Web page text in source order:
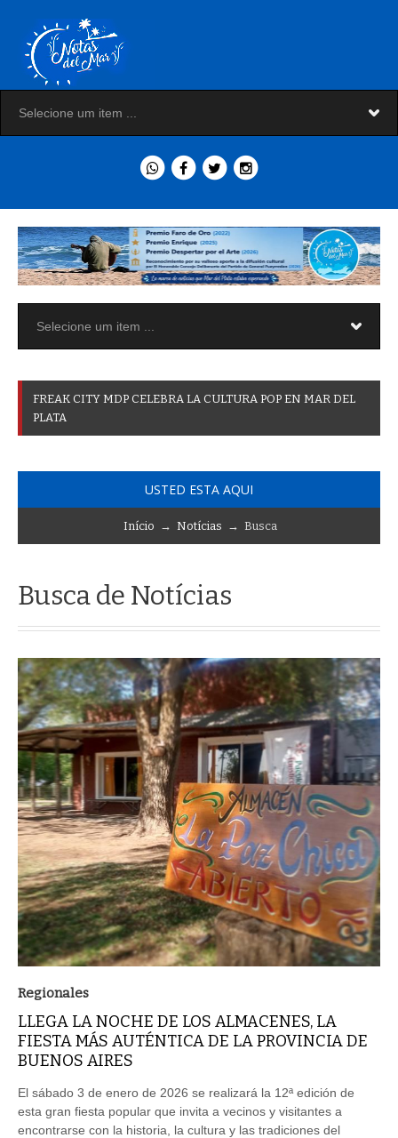
FREAK CITY MDP CELEBRA LA CULTURA POP EN MAR DEL
PLATA
USTED ESTA AQUI
Início → Notícias → Busca
Busca de Notícias
Regionales
LLEGA LA NOCHE DE LOS ALMACENES, LA
FIESTA MÁS AUTÉNTICA DE LA PROVINCIA DE
BUENOS AIRES
El sábado 3 de enero de 2026 se realizará la 12ª edición de
esta gran fiesta popular que invita a vecinos y visitantes a
encontrarse con la historia, la cultura y las tradiciones del